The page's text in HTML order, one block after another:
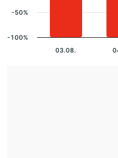
03.08.
-100%
-50%